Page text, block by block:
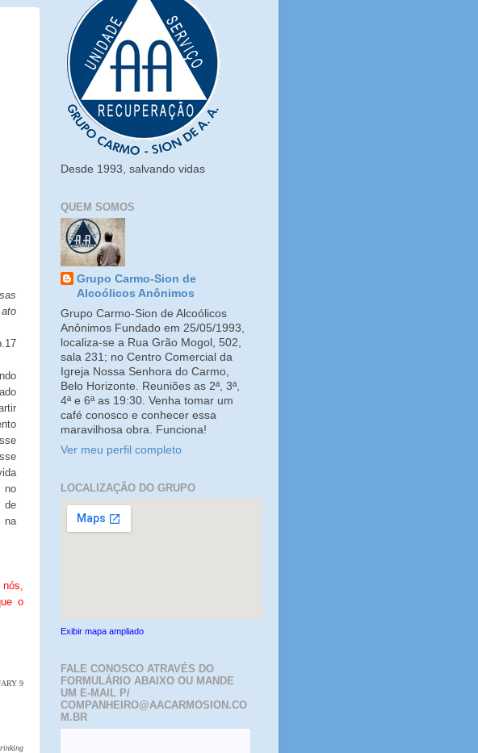
no
de
na
nós,
o
9
Desde 1993, salvando vidas
QUEM SOMOS
Grupo Carmo-Sion de
Alcoólicos Anônimos
Grupo Carmo-Sion de Alcoólicos
Anônimos Fundado em 25/05/1993,
localiza-se a Rua Grão Mogol, 502,
sala 231; no Centro Comercial da
Igreja Nossa Senhora do Carmo,
Belo Horizonte. Reuniões as 2ª, 3ª,
4ª e 6ª as 19:30. Venha tomar um
café conosco e conhecer essa
maravilhosa obra. Funciona!
Ver meu perfil completo
LOCALIZAÇÃO DO GRUPO
Exibir mapa ampliado
FALE CONOSCO ATRAVÉS DO
FORMULÁRIO ABAIXO OU MANDE
UM E-MAIL P/
COMPANHEIRO@AACARMOSION.CO
M.BR